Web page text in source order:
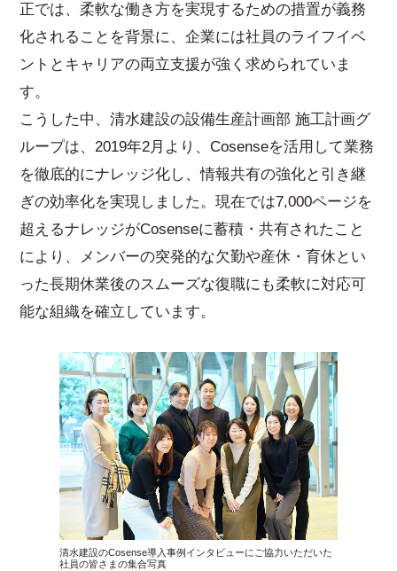
正では、柔軟な働き方を実現するための措置が義務
化されることを背景に、企業には社員のライフイベ
ントとキャリアの両立支援が強く求められていま
す。
こうした中、清水建設の設備生産計画部 施工計画グ
ループは、2019年2月より、Cosenseを活用して業務
を徹底的にナレッジ化し、情報共有の強化と引き継
ぎの効率化を実現しました。現在では7,000ページを
超えるナレッジがCosenseに蓄積・共有されたこと
により、メンバーの突発的な欠勤や産休・育休とい
った長期休業後のスムーズな復職にも柔軟に対応可
能な組織を確立しています。
清水建設のCosense導入事例インタビューにご協力いただいた
社員の皆さまの集合写真